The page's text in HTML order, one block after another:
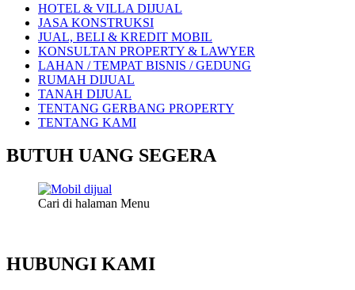
HOTEL & VILLA DIJUAL
JASA KONSTRUKSI
JUAL, BELI & KREDIT MOBIL
KONSULTAN PROPERTY & LAWYER
LAHAN / TEMPAT BISNIS / GEDUNG
RUMAH DIJUAL
TANAH DIJUAL
TENTANG GERBANG PROPERTY
TENTANG KAMI
BUTUH UANG SEGERA
Cari di halaman Menu
HUBUNGI KAMI